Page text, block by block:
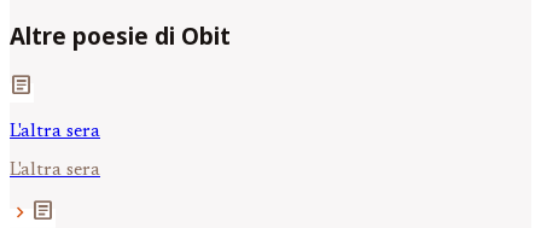
Altre poesie di Obit
article
L'altra sera
L'altra sera
chevron_right article